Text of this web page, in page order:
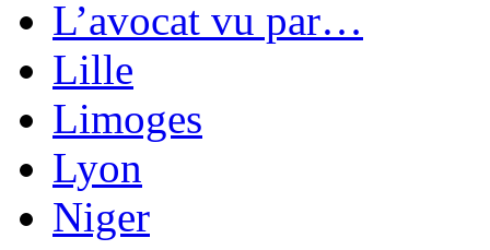
L’avocat vu par…
Lille
Limoges
Lyon
Niger